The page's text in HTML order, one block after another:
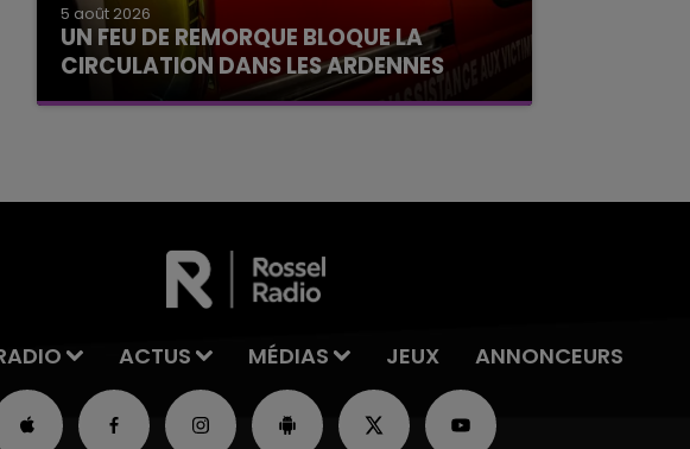
5 août 2026
UN FEU DE REMORQUE BLOQUE LA
CIRCULATION DANS LES ARDENNES
Un feu de remorque s'est déclaré ce mercredi
ACTUS MÉDIAS JEUX ANNONCEURS